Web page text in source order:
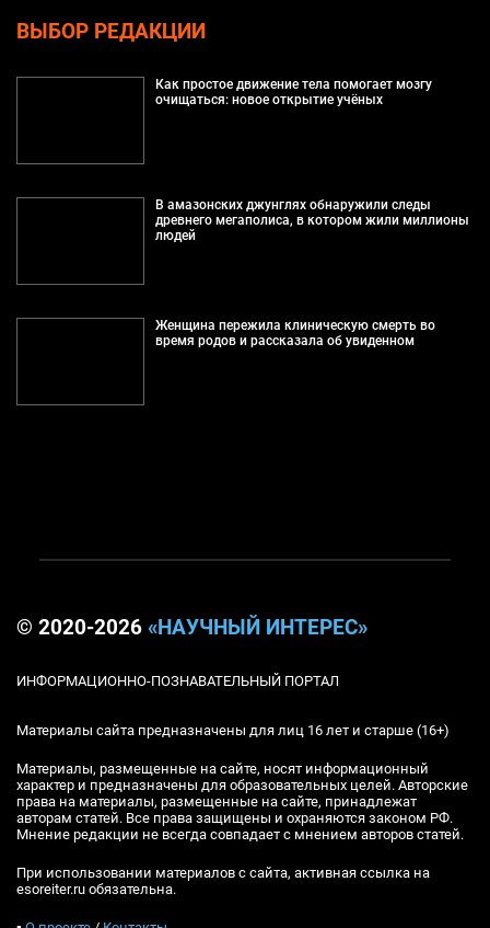
ВЫБОР РЕДАКЦИИ
Как простое движение тела помогает мозгу
очищаться: новое открытие учёных
В амазонских джунглях обнаружили следы
древнего мегаполиса, в котором жили миллионы
людей
Женщина пережила клиническую смерть во
время родов и рассказала об увиденном
© 2020-2026 «НАУЧНЫЙ ИНТЕРЕС»
ИНФОРМАЦИОННО-ПОЗНАВАТЕЛЬНЫЙ ПОРТАЛ
Материалы сайта предназначены для лиц 16 лет и старше (16+)
Материалы, размещенные на сайте, носят информационный
характер и предназначены для образовательных целей. Авторские
права на материалы, размещенные на сайте, принадлежат
авторам статей. Все права защищены и охраняются законом РФ.
Мнение редакции не всегда совпадает с мнением авторов статей.
При использовании материалов с сайта, активная ссылка на
esoreiter.ru обязательна.